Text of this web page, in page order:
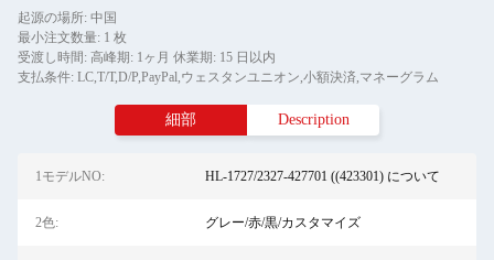
起源の場所: 中国
最小注文数量: 1 枚
受渡し時間: 高峰期: 1ヶ月 休業期: 15 日以内
支払条件: LC,T/T,D/P,PayPal,ウェスタンユニオン,小額決済,マネーグラム
細部 Description
1モデルNO: HL-1727/2327-427701 ((423301) について
2色: グレー/赤/黒/カスタマイズ